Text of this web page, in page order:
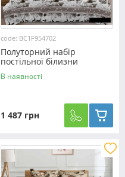
code: BC1F954702
Полуторний набір
постільної білизни
150*220 з Фланелі
№954702 Черешенька™
В наявності
1 487 грн